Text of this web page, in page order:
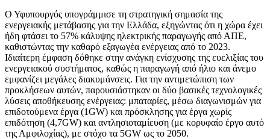
Ο Υφυπουργός υπογράμμισε τη στρατηγική σημασία της
ενεργειακής μετάβασης για την Ελλάδα, εξηγώντας ότι η χώρα έχει
ήδη φτάσει το 57% κάλυψης ηλεκτρικής παραγωγής από ΑΠΕ,
καθιστώντας την καθαρό εξαγωγέα ενέργειας από το 2023.
Ιδιαίτερη έμφαση δόθηκε στην ανάγκη ενίσχυσης της ευελιξίας του
ενεργειακού συστήματος, καθώς η παραγωγή από ήλιο και άνεμο
εμφανίζει μεγάλες διακυμάνσεις. Για την αντιμετώπιση των
προκλήσεων αυτών, παρουσιάστηκαν οι δύο βασικές τεχνολογικές
λύσεις αποθήκευσης ενέργειας: μπαταρίες, μέσω διαγωνισμών για
επιδοτούμενα έργα (1GW) και πρόσκλησης για έργα χωρίς
επιδότηση (4,7GW) και αντλησιοταμίευση (με κορυφαίο έργο αυτό
της Αμφιλοχίας), με στόχο τα 5GW ως το 2050.